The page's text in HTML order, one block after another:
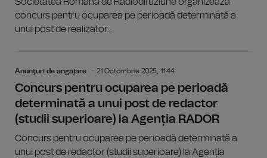
Societatea Română de Radiodifuziune organizează
concurs pentru ocuparea pe perioadă determinată a
unui post de realizator...
Anunţuri de angajare 21 Octombrie 2025, 11:44
Concurs pentru ocuparea pe perioadă
determinată a unui post de redactor
(studii superioare) la Agenția RADOR
Concurs pentru ocuparea pe perioadă determinată a
unui post de redactor (studii superioare) la Agenția